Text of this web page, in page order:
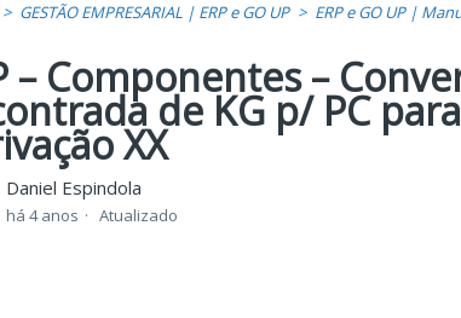
GESTÃO EMPRESARIAL | ERP e GO UP ERP e GO UP |
– Componentes –
de KG p/ PC
XX
Daniel Espindola
há 4 anos Atualizado